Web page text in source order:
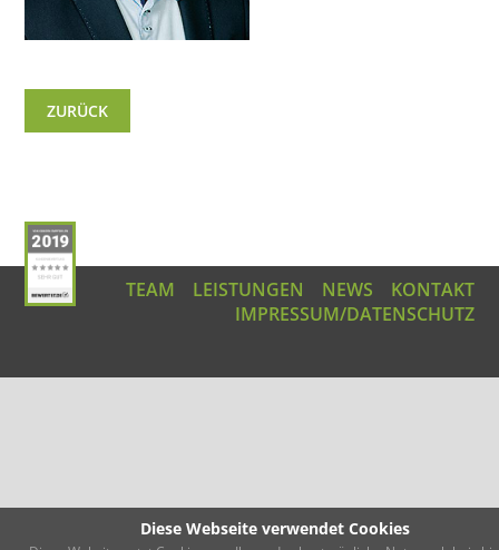
ZURÜCK
TEAM LEISTUNGEN NEWS
KONTAKT
IMPRESSUM/DATENSCHUTZ
Diese Webseite verwendet Cookies